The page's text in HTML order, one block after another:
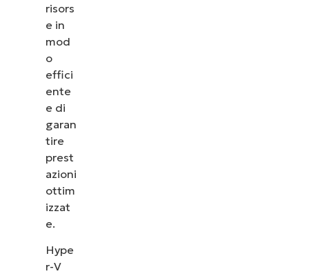
risors
e in
mod
o
effici
ente
e di
garan
tire
prest
azioni
ottim
izzat
e.
Hype
r-V